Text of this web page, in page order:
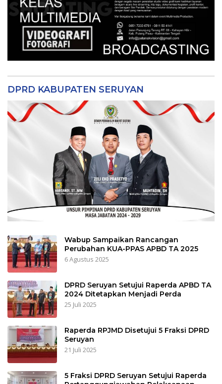
DPRD KABUPATEN SERUYAN
Wabup Sampaikan Rancangan
Perubahan KUA-PPAS APBD TA 2025
6 Agustus 2025
DPRD Seruyan Setujui Raperda APBD TA
2024 Ditetapkan Menjadi Perda
25 Juli 2025
Raperda RPJMD Disetujui 5 Fraksi DPRD
Seruyan
21 Juli 2025
5 Fraksi DPRD Seruyan Setujui Raperda